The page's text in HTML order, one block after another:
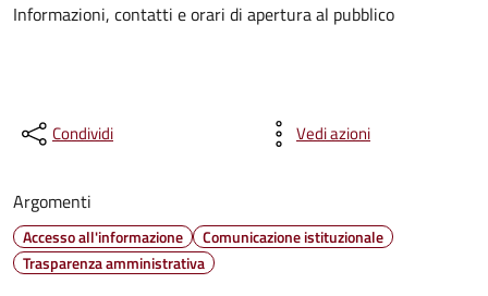
Informazioni, contatti e orari di apertura al pubblico
Condividi Vedi azioni
Argomenti
Accesso all'informazione
Comunicazione istituzionale
Trasparenza amministrativa